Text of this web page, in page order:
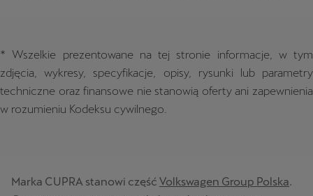
* Wszelkie prezentowane na tej stronie informacje, w tym
zdjęcia, wykresy, specyfikacje, opisy, rysunki lub parametry
techniczne oraz finansowe nie stanowią oferty ani zapewnienia
w rozumieniu Kodeksu cywilnego.
Marka CUPRA stanowi część Volkswagen Group Polska.